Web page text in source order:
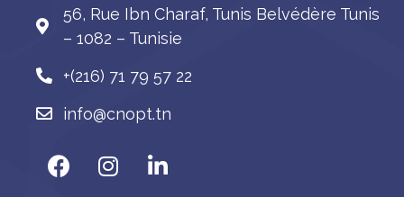
56, Rue Ibn Charaf, Tunis Belvédère Tunis
– 1082 – Tunisie
+(216) 71 79 57 22
info@cnopt.tn